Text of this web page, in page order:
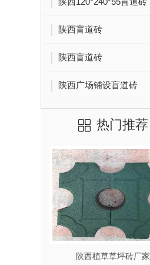
陕西盲道砖
陕西盲道砖
陕西广场铺设盲道砖
热门推荐
陕西植草草坪砖厂家